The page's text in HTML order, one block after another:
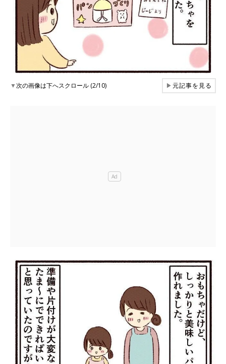
▼次の画像は下へスクロール (2/10) ▶元記事を見る